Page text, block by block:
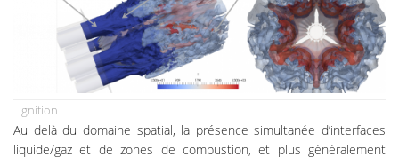
Ignition
Au delà du domaine spatial, la présence simultanée d’interfaces
liquide/gaz et de zones de combustion, et plus généralement